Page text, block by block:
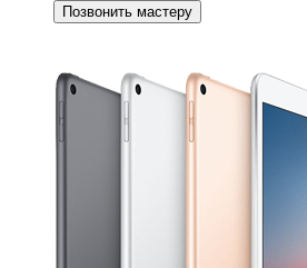
Позвонить мастеру